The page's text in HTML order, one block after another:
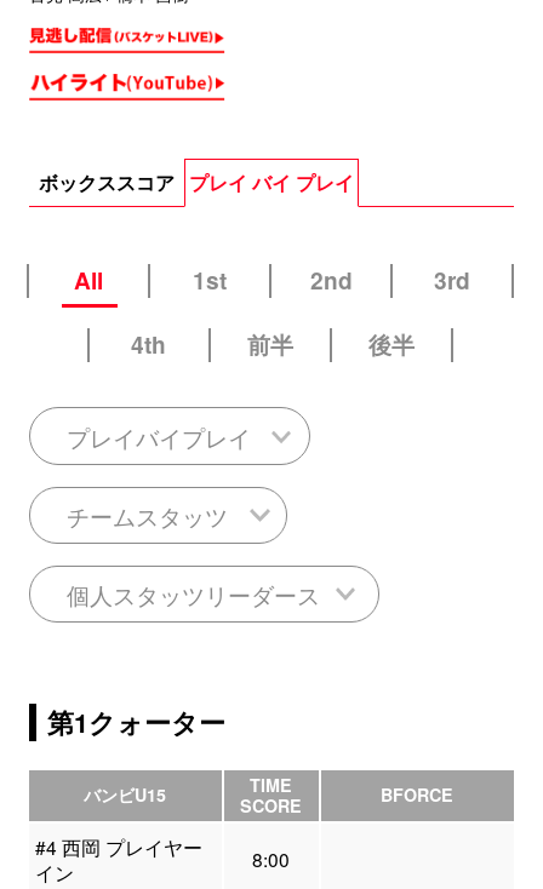
ボックススコア プレイ バイ プレイ
All 1st 2nd
3rd
4th
前半 後半
プレイバイプレイ
チームスタッツ
個人スタッツリーダース
第1クォーター
バンビU15
TIME
SCORE
BFORCE
#4 西岡 プレイヤー
イン
8:00